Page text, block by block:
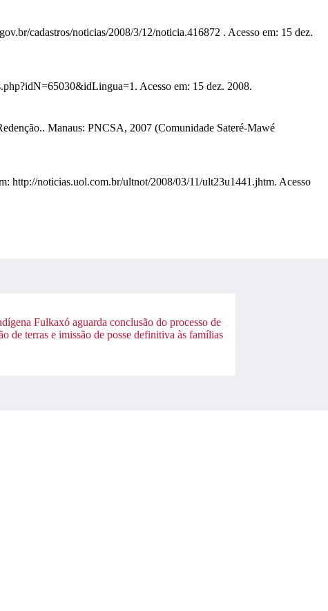
cadastros/noticias/2008/3/12/noticia.416872 . Acesso em: 15 dez.
Acesso em: 15 dez. 2008.
Manaus: PNCSA, 2007 (Comunidade Sateré-Mawé
http://noticias.uol.com.br/ultnot/2008/03/11/ult23u1441.jhtm. Acesso
Fulkaxó aguarda conclusão do processo de
de terras e imissão de posse definitiva às famílias